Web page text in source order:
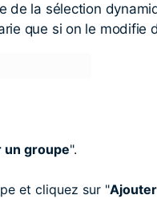
de la sélection
que si on le modifie
un groupe".
et cliquez sur "